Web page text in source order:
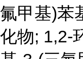
氟甲基)苯
化物; 1,2-